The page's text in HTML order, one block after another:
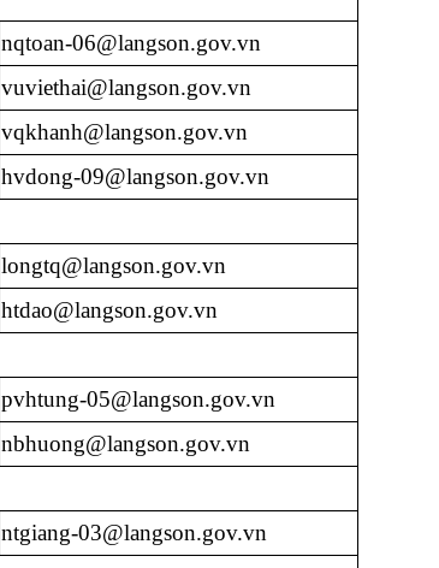
nqtoan-06@langson.gov.vn
vuviethai@langson.gov.vn
vqkhanh@langson.gov.vn
hvdong-09@langson.gov.vn
longtq@langson.gov.vn
htdao@langson.gov.vn
pvhtung-05@langson.gov.vn
nbhuong@langson.gov.vn
ntgiang-03@langson.gov.vn